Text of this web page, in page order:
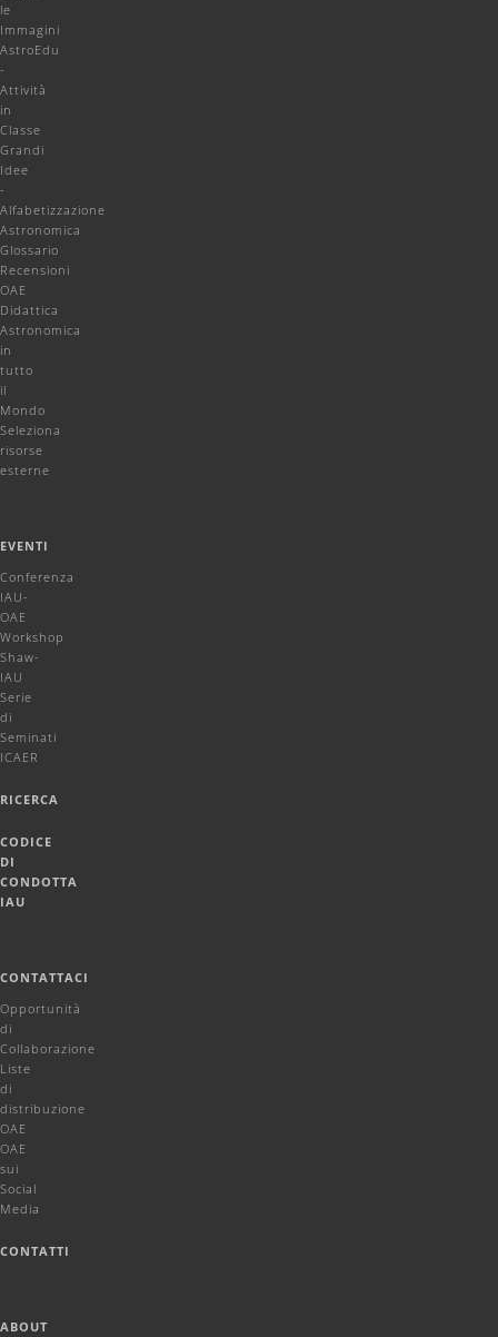
le
Immagini
AstroEdu
-
Attività
in
Classe
Grandi
Idee
-
Alfabetizzazione
Astronomica
Glossario
Recensioni
OAE
Didattica
Astronomica
in
tutto
il
Mondo
Seleziona
risorse
esterne
EVENTI
Conferenza
IAU-
OAE
Workshop
Shaw-
IAU
Serie
di
Seminati
ICAER
RICERCA
CODICE
DI
CONDOTTA
IAU
CONTATTACI
Opportunità
di
Collaborazione
Liste
di
distribuzione
OAE
OAE
sui
Social
Media
CONTATTI
ABOUT